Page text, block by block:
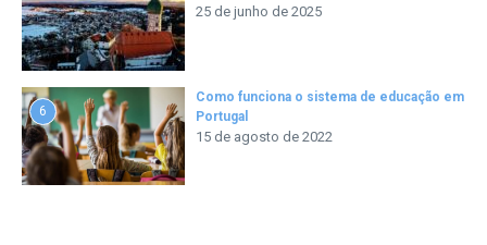
25 de junho de 2025
6
Como funciona o sistema de educação em
Portugal
15 de agosto de 2022